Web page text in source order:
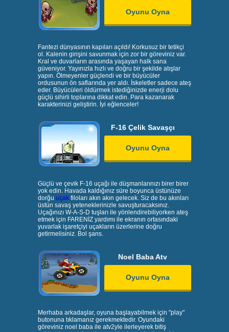
Oyunu Oyna
Fantezi dünyasının kapıları açıldı! Korkusuz bir tetikçi
ol. Kalenin girişini savunmak için zor bir göreviniz var.
Kral ve duvarların arasında yaşayan halk sana
güveniyor. Yayınızla hızlı ve doğru bir şekilde atışlar
yapın. Ölmeyenler güçlendi ve bir büyücüler
ordusunun ön saflarında yer aldı. İskeletler sadece ateş
eder. Büyücüleri öldürmek istediğinizde enerji dolu
güçlü sihirli toplarına dikkat edin. Para kazanarak
karakterinizi geliştirin. İyi eğlenceler!
F-16 Çelik Savaşçı
Oyunu Oyna
Güçlü ve çevik F-16 uçağı ile düşmanlarınızı birer birer
yok edin. Havada kaldığınız süre boyunca üstünüze
dorğu uçak filoları akın akın gelecek. Siz de bu akınları
üstün savaş yeteneklerinizle savuşturacaksınız.
Uçağınızı W-A-S-D tuşları ile yönlendirebiliyorken ateş
etmek için FARENİZ yardımı ile ekranın ortasındaki
yuvarlak işaretçiyi uçakların üzerlerine doğru
getirmelisiniz. Bol şans.
Noel Baba Atv
Oyunu Oyna
Merhaba arkadaşlar, oyuna başlayabilmek için "play"
butonuna tıklamanız gerekmektedir. Oyundaki
göreviniz noel baba ile atv2yle ilerleyerek bitiş